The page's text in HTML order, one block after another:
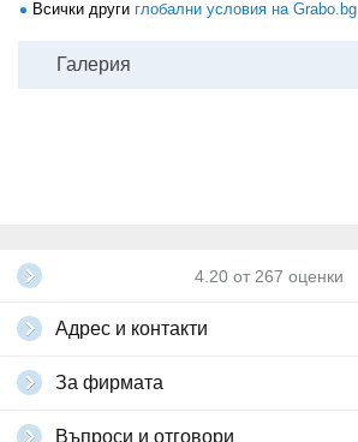
Всички други глобални условия на Grabo.bg
Галерия
4.20 от 267 оценки
Адрес и контакти
За фирмата
Въпроси и отговори